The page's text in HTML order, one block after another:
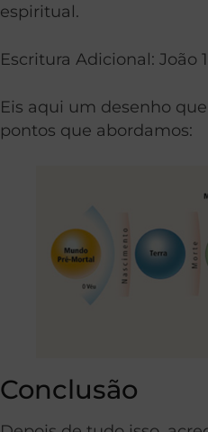
espiritual.
Escritura Adicional: João
Eis aqui um desenho
pontos que abordamos:
Conclusão